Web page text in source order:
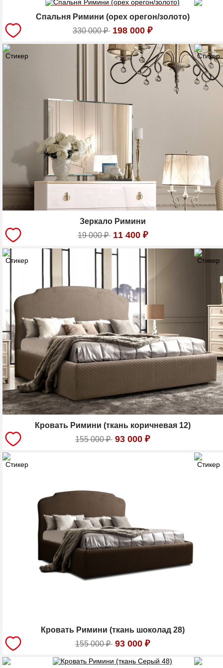
Спальня Римини (орех орегон/золото)
330 000₽ 198 000 ₽
Зеркало Римини
19 000₽ 11 400 ₽
Кровать Римини (ткань коричневая 12)
155 000₽ 93 000 ₽
Кровать Римини (ткань шоколад 28)
155 000₽ 93 000 ₽